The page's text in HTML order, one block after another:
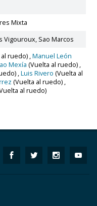
Mixta
Vigouroux, Sao Marcos
ruedo) ,Manuel León
Mexía (Vuelta al ruedo) ,
,Luis Rivero (Vuelta al
(Vuelta al ruedo) ,
al ruedo)